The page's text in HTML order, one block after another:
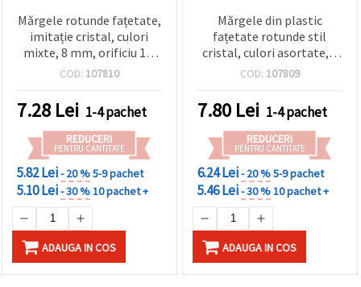
Mărgele rotunde fațetate,
imitație cristal, culori
mixte, 8 mm, orificiu 1,5
mm, 50 g (~180 buc.) –
coliere, decorațiuni, DIY
COD: 107810
7.28 Lei 1-4 pachet
REDUCERI
PENTRU CANTITATE
5.82 Lei- 20 %5-9 pachet
5.10 Lei- 30 %10 pachet +
ADAUGA IN COS
Mărgele din plastic
fațetate rotunde stil
cristal, culori asortate, 6
mm, gaură 1 mm, 50 g
bijuterii handmade
(brățări, coliere, DIY)
COD: 107809
7.80 Lei 1-4 pachet
REDUCERI
PENTRU CANTITATE
6.24 Lei- 20 %5-9 pachet
5.46 Lei- 30 %10 pachet +
ADAUGA IN COS